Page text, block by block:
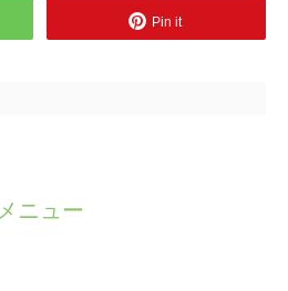
Pin it
メニュー